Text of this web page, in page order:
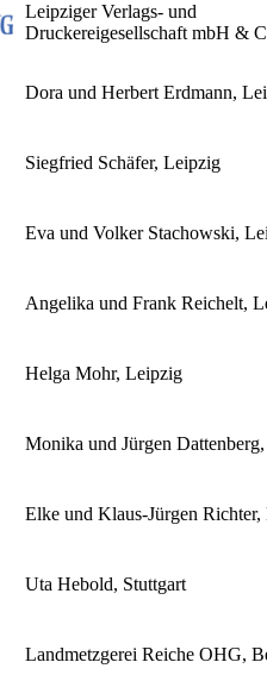
Leipziger Verlags- und
Druckereigesellschaft mbH &
Dora und Herbert Erdmann,
Siegfried Schäfer, Leipzig
Eva und Volker Stachowski,
Angelika und Frank Reichelt,
Helga Mohr, Leipzig
Monika und Jürgen
Elke und Klaus-Jürgen
Uta Hebold, Stuttgart
Landmetzgerei Reiche OHG,